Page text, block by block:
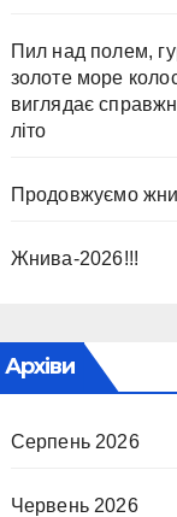
Пил над полем,
золоте море
виглядає
літо
Продовжуємо
Жнива-2026!!!
Архіви
Серпень 2026
Червень 2026